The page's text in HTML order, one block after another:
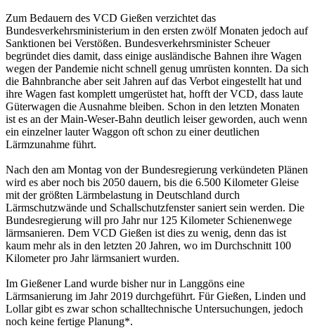
Zum Bedauern des VCD Gießen verzichtet das
Bundesverkehrsministerium in den ersten zwölf Monaten jedoch auf
Sanktionen bei Verstößen. Bundesverkehrsminister Scheuer
begründet dies damit, dass einige ausländische Bahnen ihre Wagen
wegen der Pandemie nicht schnell genug umrüsten konnten. Da sich
die Bahnbranche aber seit Jahren auf das Verbot eingestellt hat und
ihre Wagen fast komplett umgerüstet hat, hofft der VCD, dass laute
Güterwagen die Ausnahme bleiben. Schon in den letzten Monaten
ist es an der Main-Weser-Bahn deutlich leiser geworden, auch wenn
ein einzelner lauter Waggon oft schon zu einer deutlichen
Lärmzunahme führt.
Nach den am Montag von der Bundesregierung verkündeten Plänen
wird es aber noch bis 2050 dauern, bis die 6.500 Kilometer Gleise
mit der größten Lärmbelastung in Deutschland durch
Lärmschutzwände und Schallschutzfenster saniert sein werden. Die
Bundesregierung will pro Jahr nur 125 Kilometer Schienenwege
lärmsanieren. Dem VCD Gießen ist dies zu wenig, denn das ist
kaum mehr als in den letzten 20 Jahren, wo im Durchschnitt 100
Kilometer pro Jahr lärmsaniert wurden.
Im Gießener Land wurde bisher nur in Langgöns eine
Lärmsanierung im Jahr 2019 durchgeführt. Für Gießen, Linden und
Lollar gibt es zwar schon schalltechnische Untersuchungen, jedoch
noch keine fertige Planung*.